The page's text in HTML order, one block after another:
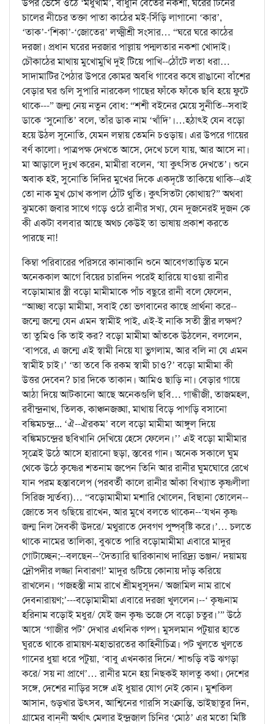
উপর ভেসে ওঠে ‘মধুখাম’, বাঁধুনি বেতের নকশা, ঘরের টিনের
চালের নীচের তক্তা পাতা কাঠের মই-সিঁড়ি লাগানো ‘কার’,
‘তাক’-‘শিকা’-‘জোতের’ লক্ষ্মীশ্রী সংসার… “ঘরে ঘরে কাঠের
দরজা। প্রধান ঘরের দরজার পাল্লায় পদ্মলতার নকশা খোদাই।
চৌকাঠের মাথায় মুখোমুখি দুই টিয়ে পাখি--ঠোঁটে লতা ধরা…
সাদামাটির পৈঠার উপরে কোমর অবধি গাবের কষে রাঙানো বাঁশের
বেড়ার ঘর গুলি সুপারি নারকেল গাছের ফাঁকে ফাঁকে ছবি হয়ে ফুটে
থাকে---” জন্ম নেয় নতুন বোধ: “শশী বইনের মেয়ে সুনীতি--সবাই
ডাকে ‘সুনোতি’ বলে, তাঁর ডাক নাম ‘খাঁদি’।…হঠাৎই যেন বড়ো
হয়ে উঠল সুনোতি, যেমন লম্বায় তেমনি চওড়ায়। এর উপরে গায়ের
বর্ণ কালো। পাত্রপক্ষ দেখতে আসে, দেখে চলে যায়, আর আসে না।
মা আড়ালে দুঃখ করেন, মামীরা বলেন, ‘যা কুৎসিত দেখতে’। শুনে
অবাক হই, সুনোতি দিদির মুখের দিকে একদৃষ্টে তাকিয়ে থাকি--এই
তো নাক মুখ চোখ কপাল ঠোঁট থুতি। কুৎসিতটা কোথায়?” অথবা
ঝুমকো জবার সাথে গড়ে ওঠে রানীর সখ্য, যেন দুজনেরই দুজন কে
কী একটা বলবার আছে অথচ কেউই তা ভাষায় প্রকাশ করতে
পারছে না!
কিম্বা পরিবারের পরিসরে কানাকানি শুনে আবেগতাড়িত মনে
অনেককাল আগে বিয়ের চারদিন পরেই হারিয়ে যাওয়া রানীর
বড়োমামার স্ত্রী বড়ো মামীমাকে পাঁচ বছুরে রানী বলে ফেলেন,
“আচ্ছা বড়ো মামীমা, সবাই তো ভগবানের কাছে প্রার্থনা করে--
জন্মে জন্মে যেন এমন স্বামীই পাই, এই-ই নাকি সতী স্ত্রীর লক্ষণ?
তা তুমিও কি তাই কর? বড়ো মামীমা আঁতকে উঠলেন, বললেন,
‘বাপরে, এ জন্মে এই স্বামী নিয়ে যা ভুগলাম, আর বলি না যে এমন
স্বামীই চাই।’ ‘তা তবে কি রকম স্বামী চাও?’ বড়ো মামীমা কী
উত্তর দেবেন? চার দিকে তাকান। আমিও ছাড়ি না। বেড়ার গায়ে
আঠা দিয়ে আটকানো আছে অনেকগুলি ছবি… গান্ধীজী, তাজমহল,
রবীন্দ্রনাথ, তিলক, কাঞ্চনজঙ্ঘা, মাথায় বিড়ে পাগড়ি বসানো
বঙ্কিমচন্দ্র... ‘ঐ--ঐরকম’ বলে বড়ো মামীমা আঙ্গুল দিয়ে
বঙ্কিমচন্দ্রের ছবিখানি দেখিয়ে হেসে ফেলেন।’’ এই বড়ো মামীমার
সূত্রেই উঠে আসে হারানো ছড়া, স্তবের গান। অনেক সকালে ঘুম
থেকে উঠে কৃষ্ণের শতনাম জপেন তিনি আর রানীর ঘুমঘোরে রেখে
যান পরম হস্তাবলেপ (পরবর্তী কালে রানীর আঁকা বিখ্যাত কৃষ্ণলীলা
সিরিজ স্মর্তব্য)… “বড়োমামীমা মশারি খোলেন, বিছানা তোলেন--
জোতে সব গুছিয়ে রাখেন, আর মুখে বলতে থাকেন--‘যখন কৃষ্ণ
জন্ম নিল দৈবকী উদরে/ মথুরাতে দেবগণ পুষ্পবৃষ্টি করে।’… চলতে
থাকে নামের তালিকা, বুঝতে পারি বড়োমামীমা এবারে মাদুর
গোটাচ্ছেন;--বলছেন--‘দৈত্যারি দ্বারিকানাথ দারিদ্র্য ভঞ্জন/ দয়াময়
দ্রৌপদীর লজ্জা নিবারণ!’ মাদুর গুটিয়ে কোনায় দাঁড় করিয়ে
রাখলেন। ‘গজহস্তী নাম রাখে শ্রীমধুসূদন/ অজামিল নাম রাখে
দেবনারায়ণ;’---বড়োমামীমা এবারে দরজা খুললেন।--‘ কৃষ্ণনাম
হরিনাম বড়োই মধুর/ যেই জন কৃষ্ণ ভজে সে বড়ো চতুর।’” উঠে
আসে ‘গাজীর পট’ দেখার এথনিক গল্প। মুসলমান পটুয়ার হাতে
ঘুরতে থাকে রামায়ণ-মহাভারতের কাহিনীচিত্র। পট খুলতে খুলতে
গানের ধুয়া ধরে পটুয়া, ‘বাবু এখনকার দিনে/ শাশুড়ি বউ ঝগড়া
করে/ সয় না প্রাণে’… রানীর মনে হয় নিছকই ফালতু কথা। দেশের
সঙ্গে, দেশের নাড়ির সঙ্গে এই ধুয়ার যোগ নেই কোন। মুশকিল
আসান, গুড়খার উৎসব, আশ্বিনের গারসি সংক্রান্তি, ভাইছাতুর দিন,
গ্রামের বান্‌নী অর্থাৎ মেলার ইন্দ্রজাল চিনির ‘মোঠ’ এর মতো মিষ্টি